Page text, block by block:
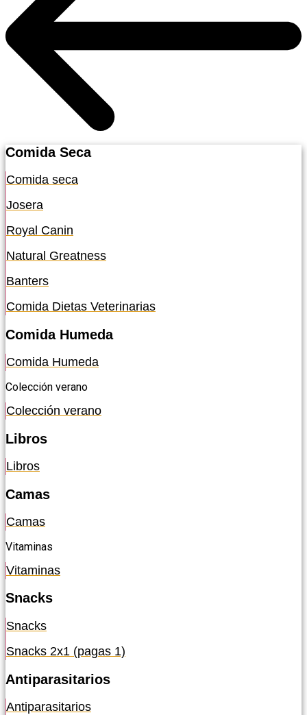
Comida Seca
Comida seca
Josera
Royal Canin
Natural Greatness
Banters
Comida Dietas Veterinarias
Comida Humeda
Comida Humeda
Colección verano
Colección verano
Libros
Libros
Camas
Camas
Vitaminas
Vitaminas
Snacks
Snacks
Snacks 2x1 (pagas 1)
Antiparasitarios
Antiparasitarios